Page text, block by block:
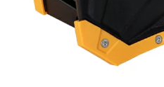
小型且つ軽量化タイプなので
す。 【実用新案登録・COB
プが設置され、均一なひとつ
きない程の眩しい光を照射し